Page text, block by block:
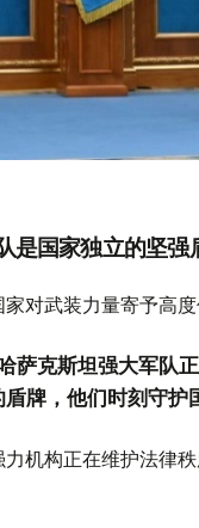
是国家独立的坚强
对武装力量寄予高度
萨克斯坦强大军队
牌，他们时刻守护
机构正在维护法律